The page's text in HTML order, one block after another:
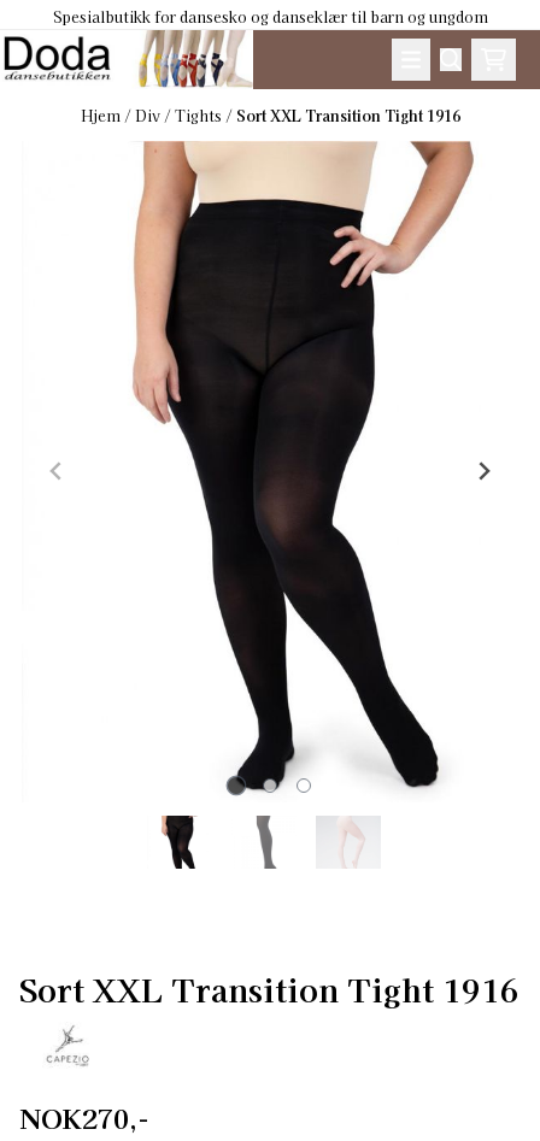
Hopp til innhold
Spesialbutikk for dansesko og danseklær til barn og ungdom
Hjem /Div /Tights / Sort XXL Transition Tight 1916
Sort XXL Transition Tight 1916
NOK270,-